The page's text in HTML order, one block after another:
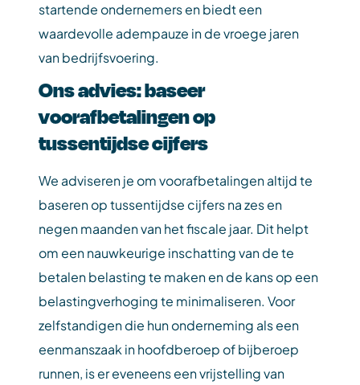
startende ondernemers en biedt een
waardevolle adempauze in de vroege jaren
van bedrijfsvoering.
Ons advies: baseer
voorafbetalingen op
tussentijdse cijfers
We adviseren je om voorafbetalingen altijd te
baseren op tussentijdse cijfers na zes en
negen maanden van het fiscale jaar. Dit helpt
om een nauwkeurige inschatting van de te
betalen belasting te maken en de kans op een
belastingverhoging te minimaliseren. Voor
zelfstandigen die hun onderneming als een
eenmanszaak in hoofdberoep of bijberoep
runnen, is er eveneens een vrijstelling van